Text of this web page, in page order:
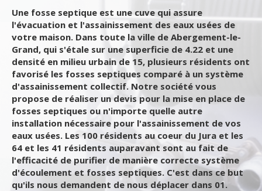
Une fosse septique est une cuve qui assure
l'évacuation et l'assainissement des eaux usées de
votre maison. Dans toute la ville de Abergement-le-
Grand, qui s'étale sur une superficie de 4.22 et une
densité en milieu urbain de 15, plusieurs résidents ont
favorisé les fosses septiques comparé à un système
d'assainissement collectif. Notre société vous
propose de réaliser un devis pour la mise en place de
fosses septiques ou n'importe quelle autre
installation nécessaire pour l'assainissement de vos
eaux usées. Les 100 résidents au coeur du Jura et les
64 et les 41 résidents auparavant sont au fait de
l'efficacité de purifier de manière correcte système
d'écoulement et fosses septiques. C'est dans ce but
qu'ils nous demandent de nous déplacer dans 01.